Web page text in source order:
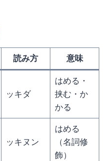
読み方 意味
ッキダ
はめる・
挟む・か
かる
ッキヌン
はめる
（名詞修
飾）